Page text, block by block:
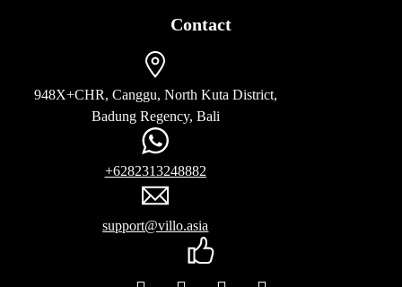
Contact
948X+CHR, Canggu, North Kuta District,
Badung Regency, Bali
+6282313248882
support@villo.asia